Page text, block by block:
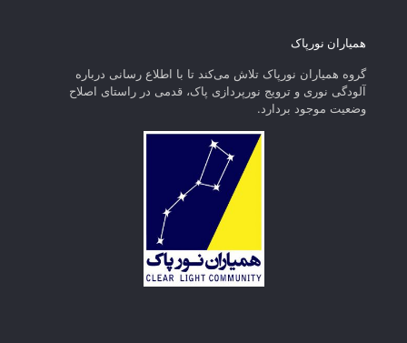
همیاران نورپاک
گروه همیاران نورپاک تلاش می‌کند تا با اطلاع رسانی درباره
آلودگی نوری و ترویج نورپردازی پاک، قدمی در راستای‌ اصلاح
وضعیت موجود بردارد.